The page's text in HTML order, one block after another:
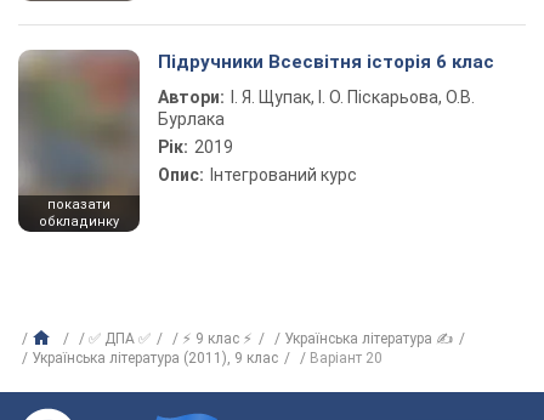
показати
обкладинку
Підручники Всесвітня історія 6 клас
Автори:
І. Я. Щупак, І. О. Піскарьова, О.В.
Бурлака
Рік: 2019
Опис: Інтегрований курс
✅ ДПА ✅ ⚡ 9 клас ⚡
Українська література ✍
Українська література (2011), 9 клас
Варіант 20